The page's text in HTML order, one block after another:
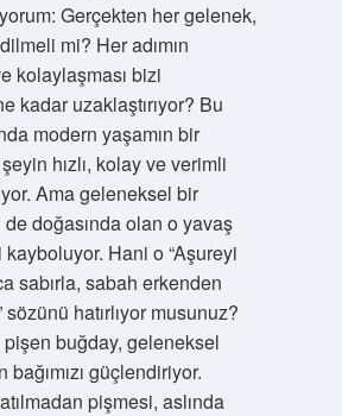
Gerçekten her gelenek,
mi? Her adımın
kolaylaşması bizi
kadar uzaklaştırıyor? Bu
modern yaşamın bir
hızlı, kolay ve verimli
Ama geleneksel bir
de doğasında olan o yavaş
Hani o “Aşureyi
sabırla, sabah erkenden
hatırlıyor musunuz?
pişen buğday, geleneksel
bağımızı güçlendiriyor.
pişmesi, aslında